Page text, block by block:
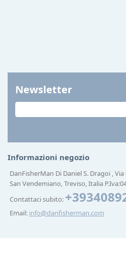
Newsletter
Informazioni negozio
DanFisherMan Di Daniel S. Dragoi ,
San Vendemiano, Treviso, Italia
Contattaci subito:
Email: info@danfisherman.com